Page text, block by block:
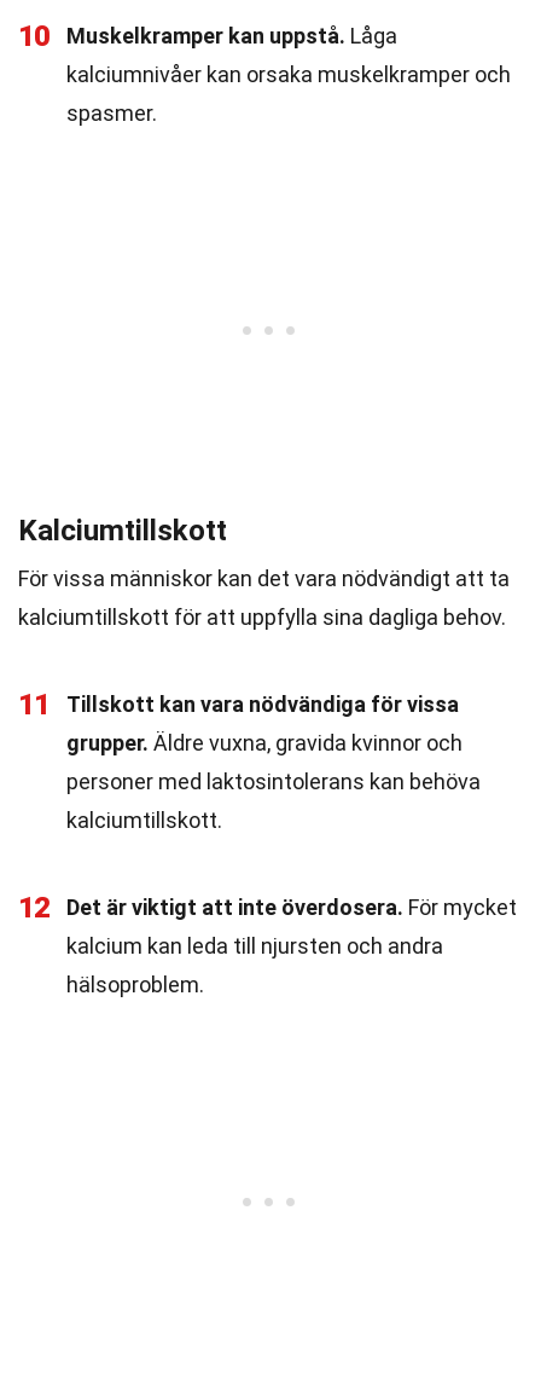
10 Muskelkramper kan uppstå. Låga
kalciumnivåer kan orsaka muskelkramper och
spasmer.
Kalciumtillskott
För vissa människor kan det vara nödvändigt att ta
kalciumtillskott för att uppfylla sina dagliga behov.
11
Tillskott kan vara nödvändiga för vissa
grupper. Äldre vuxna, gravida kvinnor och
personer med laktosintolerans kan behöva
kalciumtillskott.
12 Det är viktigt att inte överdosera. För mycket
kalcium kan leda till njursten och andra
hälsoproblem.